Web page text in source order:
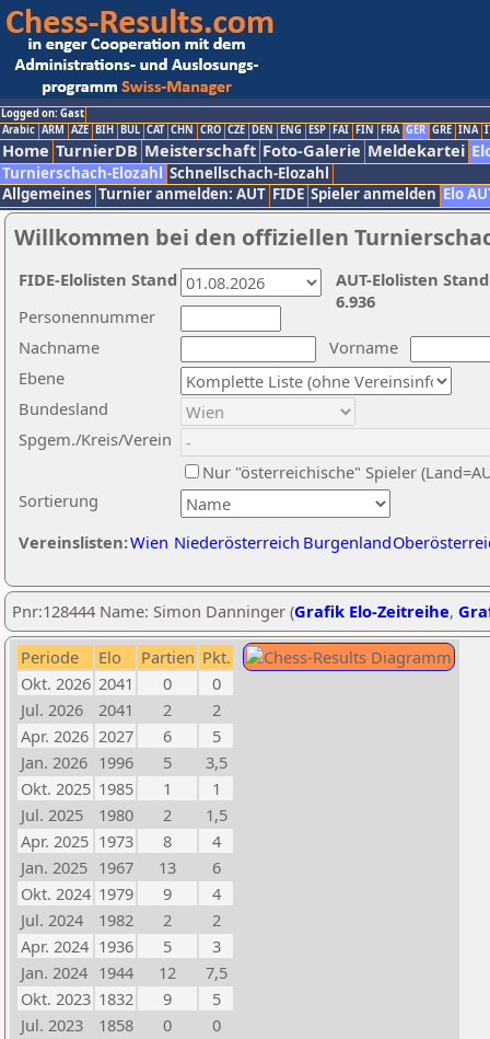
Logged on: Gast
Arabic ARM AZE BIH BUL CAT CHN CRO CZE DEN ENG ESP FAI FIN FRA GER GRE INA
Home TurnierDB Meisterschaft Foto-Galerie Meldekartei
Turnierschach-Elozahl Schnellschach-Elozahl
Allgemeines Turnier anmelden: AUT FIDE Spieler anmelden Elo
Willkommen bei den offiziellen
Nachname
Vorname
Ebene
Sortierung
Personennummer
Bundesland
Spgem./Kreis/Verein
Nur "österreichische" Spieler
Vereinslisten:Wien Niederösterreich Burgenland
AUT-Elolisten
6.936
FIDE-Elolisten Stand
Pnr:128444 Name: Simon Danninger (Grafik Elo-Zeitreihe,
Periode Elo Partien Pkt.
Okt. 2026 2041 0
0
Jul. 2026
2041 2
2
Apr. 2026 2027 6
5
Jan. 2026 1996 5
3,5
Okt. 2025 1985 1
1
Jul. 2025
1980 2
1,5
Apr. 2025 1973 8
4
Jan. 2025 1967 13
6
Okt. 2024 1979 9
4
Jul. 2024
1982 2
2
Apr. 2024 1936 5
3
Jan. 2024 1944 12
7,5
Okt. 2023 1832 9
5
Jul. 2023
1858 0
0